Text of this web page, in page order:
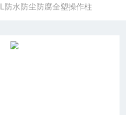
防水防尘防腐全塑操作柱